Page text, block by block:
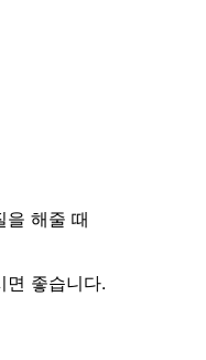
을 해줄 때
면 좋습니다.